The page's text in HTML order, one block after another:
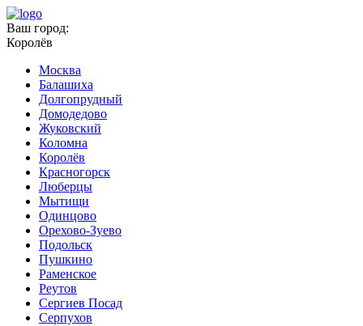
Ваш город:
Королёв
Москва
Балашиха
Долгопрудный
Домодедово
Жуковский
Коломна
Королёв
Красногорск
Люберцы
Мытищи
Одинцово
Орехово-Зуево
Подольск
Пушкино
Раменское
Реутов
Сергиев Посад
Серпухов